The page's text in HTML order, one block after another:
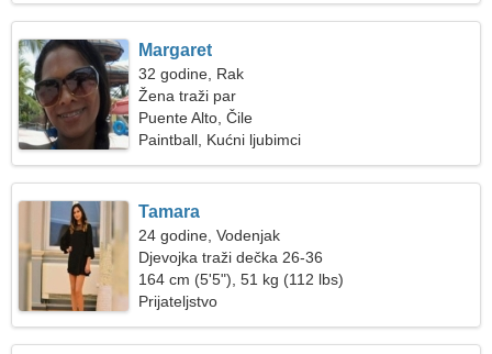
Margaret
32 godine, Rak
Žena traži par
Puente Alto, Čile
Paintball, Kućni ljubimci
Tamara
24 godine, Vodenjak
Djevojka traži dečka 26-36
164 cm (5'5"), 51 kg (112 lbs)
Prijateljstvo